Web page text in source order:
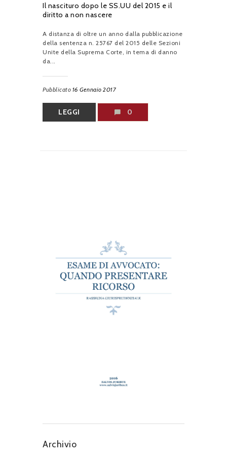
Il nascituro dopo le SS.UU del 2015 e il
diritto a non nascere
A distanza di oltre un anno dalla pubblicazione
della sentenza n. 25767 del 2015 delle Sezioni
Unite della Suprema Corte, in tema di danno
da...
Pubblicato 16 Gennaio 2017
LEGGI 0
Archivio